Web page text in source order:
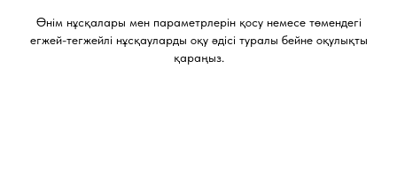
Өнім нұсқалары мен параметрлерін қосу немесе төмендегі
егжей-тегжейлі нұсқауларды оқу әдісі туралы бейне оқулықты
қараңыз.